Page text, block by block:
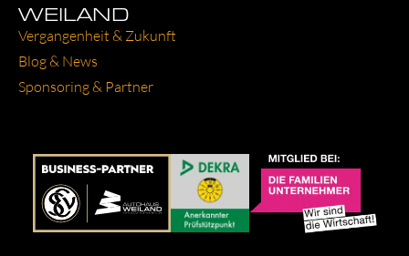
WEILAND
Ver­gan­gen­heit & Zukunft
Blog & News
Spon­so­ring & Part­ner